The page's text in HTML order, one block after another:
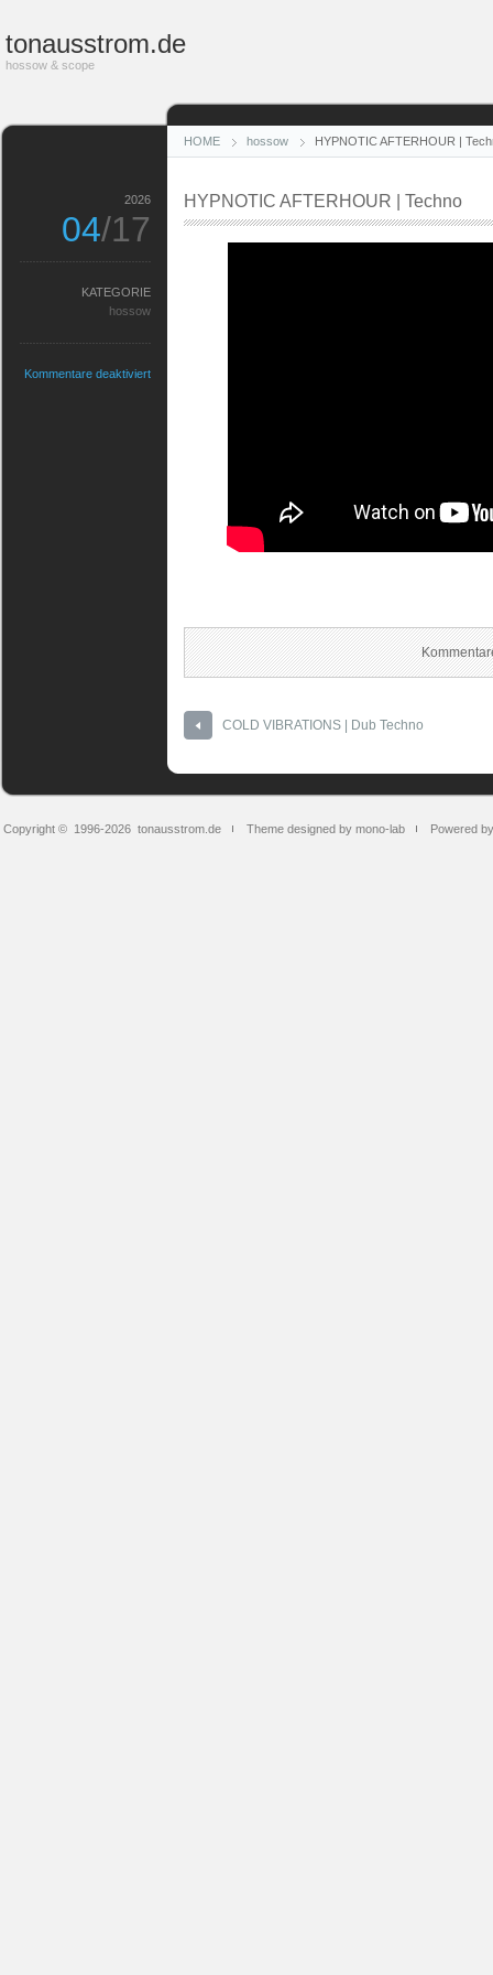
tonausstrom.de
hossow & scope
HOME hossow HYPNOTIC AFTERHOUR |
HYPNOTIC AFTERHOUR | Techno
2026
04/17
KATEGORIE
hossow
Kommentare deaktiviertfür
COLD VIBRATIONS | Dub Techno
Copyright © 1996-2026 tonausstrom.de Theme designed by mono-lab Powered